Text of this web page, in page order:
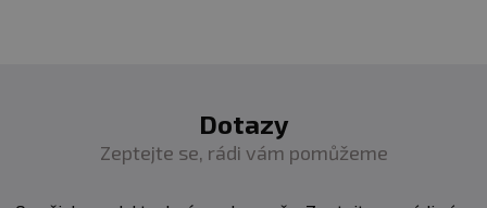
Dotazy
Zeptejte se, rádi vám pomůžeme